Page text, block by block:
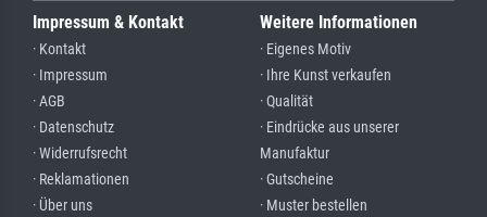
Impressum & Kontakt
· Kontakt
· Impressum
· AGB
· Datenschutz
· Widerrufsrecht
· Reklamationen
· Über uns
Weitere Informationen
· Eigenes Motiv
· Ihre Kunst verkaufen
· Qualität
· Eindrücke aus unserer
Manufaktur
· Gutscheine
· Muster bestellen